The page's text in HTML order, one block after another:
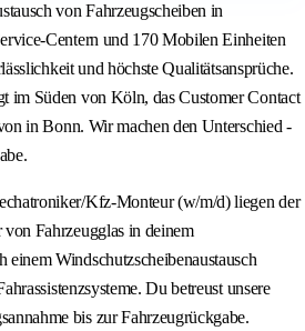
von Fahrzeugscheiben in
Centern und 170 Mobilen Einheiten
und höchste Qualitätsansprüche.
im Süden von Köln, das Customer Contact
in Bonn. Wir machen den Unterschied -
Kfz-Monteur (w/m/d) liegen der
Fahrzeugglas in deinem
einem Windschutzscheibenaustausch
Du betreust unsere
bis zur Fahrzeugrückgabe.